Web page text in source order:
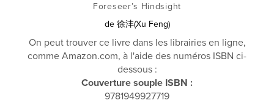
Foreseer’s Hindsight
de 徐沣(Xu Feng)
On peut trouver ce livre dans les librairies en ligne,
comme Amazon.com, à l'aide des numéros ISBN ci-
dessous :
Couverture souple ISBN :
9781949927719